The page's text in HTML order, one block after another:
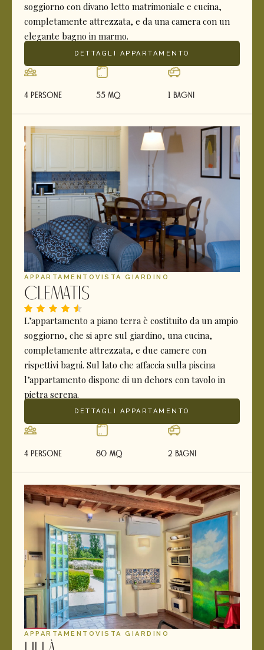
soggiorno con divano letto matrimoniale e cucina,
completamente attrezzata, e da una camera con un
elegante bagno in marmo.
DETTAGLI APPARTAMENTO
4 Persone 55 mq 1 Bagni
APPARTAMENTO VISTA GIARDINO
Clematis
L’appartamento a piano terra è costituito da un ampio
soggiorno, che si apre sul giardino, una cucina,
completamente attrezzata, e due camere con
rispettivi bagni. Sul lato che affaccia sulla piscina
l’appartamento dispone di un dehors con tavolo in
pietra serena.
DETTAGLI APPARTAMENTO
4 Persone 80 mq 2 Bagni
APPARTAMENTO VISTA GIARDINO